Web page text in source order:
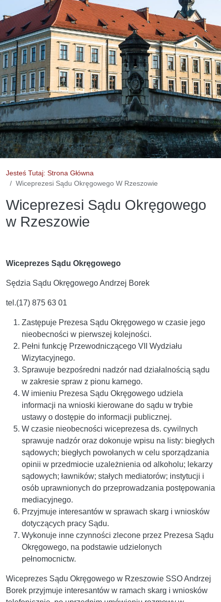
Jesteś Tutaj: Strona Główna
Wiceprezesi Sądu Okręgowego W Rzeszowie
Wiceprezesi Sądu Okręgowego
w Rzeszowie
Wiceprezes Sądu Okręgowego
Sędzia Sądu Okręgowego Andrzej Borek
tel.(17) 875 63 01
Zastępuje Prezesa Sądu Okręgowego w czasie jego
nieobecności w pierwszej kolejności.
Pełni funkcję Przewodniczącego VII Wydziału
Wizytacyjnego.
Sprawuje bezpośredni nadzór nad działalnością sądu
w zakresie spraw z pionu karnego.
W imieniu Prezesa Sądu Okręgowego udziela
informacji na wnioski kierowane do sądu w trybie
ustawy o dostępie do informacji publicznej.
W czasie nieobecności wiceprezesa ds. cywilnych
sprawuje nadzór oraz dokonuje wpisu na listy: biegłych
sądowych; biegłych powołanych w celu sporządzania
opinii w przedmiocie uzależnienia od alkoholu; lekarzy
sądowych; ławników; stałych mediatorów; instytucji i
osób uprawnionych do przeprowadzania postępowania
mediacyjnego.
Przyjmuje interesantów w sprawach skarg i wniosków
dotyczących pracy Sądu.
Wykonuje inne czynności zlecone przez Prezesa Sądu
Okręgowego, na podstawie udzielonych
pełnomocnictw.
Wiceprezes Sądu Okręgowego w Rzeszowie SSO Andrzej
Borek przyjmuje interesantów w ramach skarg i wniosków